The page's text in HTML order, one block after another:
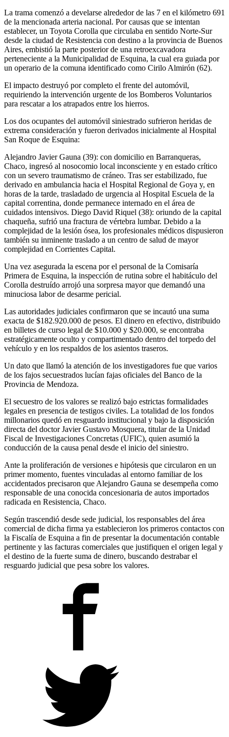
La trama comenzó a develarse alrededor de las 7 en el kilómetro 691
de la mencionada arteria nacional. Por causas que se intentan
establecer, un Toyota Corolla que circulaba en sentido Norte-Sur
desde la ciudad de Resistencia con destino a la provincia de Buenos
Aires, embistió la parte posterior de una retroexcavadora
perteneciente a la Municipalidad de Esquina, la cual era guiada por
un operario de la comuna identificado como Cirilo Almirón (62).
El impacto destruyó por completo el frente del automóvil,
requiriendo la intervención urgente de los Bomberos Voluntarios
para rescatar a los atrapados entre los hierros.
Los dos ocupantes del automóvil siniestrado sufrieron heridas de
extrema consideración y fueron derivados inicialmente al Hospital
San Roque de Esquina:
Alejandro Javier Gauna (39): con domicilio en Barranqueras,
Chaco, ingresó al nosocomio local inconsciente y en estado crítico
con un severo traumatismo de cráneo. Tras ser estabilizado, fue
derivado en ambulancia hacia el Hospital Regional de Goya y, en
horas de la tarde, trasladado de urgencia al Hospital Escuela de la
capital correntina, donde permanece internado en el área de
cuidados intensivos. Diego David Riquel (38): oriundo de la capital
chaqueña, sufrió una fractura de vértebra lumbar. Debido a la
complejidad de la lesión ósea, los profesionales médicos dispusieron
también su inminente traslado a un centro de salud de mayor
complejidad en Corrientes Capital.
Una vez asegurada la escena por el personal de la Comisaría
Primera de Esquina, la inspección de rutina sobre el habitáculo del
Corolla destruído arrojó una sorpresa mayor que demandó una
minuciosa labor de desarme pericial.
Las autoridades judiciales confirmaron que se incautó una suma
exacta de $182.920.000 de pesos. El dinero en efectivo, distribuido
en billetes de curso legal de $10.000 y $20.000, se encontraba
estratégicamente oculto y compartimentado dentro del torpedo del
vehículo y en los respaldos de los asientos traseros.
Un dato que llamó la atención de los investigadores fue que varios
de los fajos secuestrados lucían fajas oficiales del Banco de la
Provincia de Mendoza.
El secuestro de los valores se realizó bajo estrictas formalidades
legales en presencia de testigos civiles. La totalidad de los fondos
millonarios quedó en resguardo institucional y bajo la disposición
directa del doctor Javier Gustavo Mosquera, titular de la Unidad
Fiscal de Investigaciones Concretas (UFIC), quien asumió la
conducción de la causa penal desde el inicio del siniestro.
Ante la proliferación de versiones e hipótesis que circularon en un
primer momento, fuentes vinculadas al entorno familiar de los
accidentados precisaron que Alejandro Gauna se desempeña como
responsable de una conocida concesionaria de autos importados
radicada en Resistencia, Chaco.
Según trascendió desde sede judicial, los responsables del área
comercial de dicha firma ya establecieron los primeros contactos con
la Fiscalía de Esquina a fin de presentar la documentación contable
pertinente y las facturas comerciales que justifiquen el origen legal y
el destino de la fuerte suma de dinero, buscando destrabar el
resguardo judicial que pesa sobre los valores.